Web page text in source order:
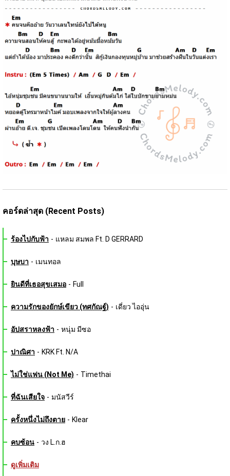
คอร์ดล่าสุด (Recent Posts)
ร้องไปกับฟ้า - แหลม สมพล Ft. D GERRARD
บุษบา - เมนทอล
ยินดีที่เธอสุขเสมอ - Full
ความรักของยักษ์เขียว (ทศกัณฐ์) - เดี่ยว ไออุ่น
อัปสราหลงฟ้า - หนุ่ม มีซอ
ปาณิศา - KRK Ft. N/A
ไม่ใช่แฟน (Not Me) - Timethai
ที่ฉันเสียใจ - มนัสวีร์
ครั้งหนึ่งไม่ถึงตาย - Klear
คบซ้อน - วง L.ก.ฮ
ดูเพิ่มเติม